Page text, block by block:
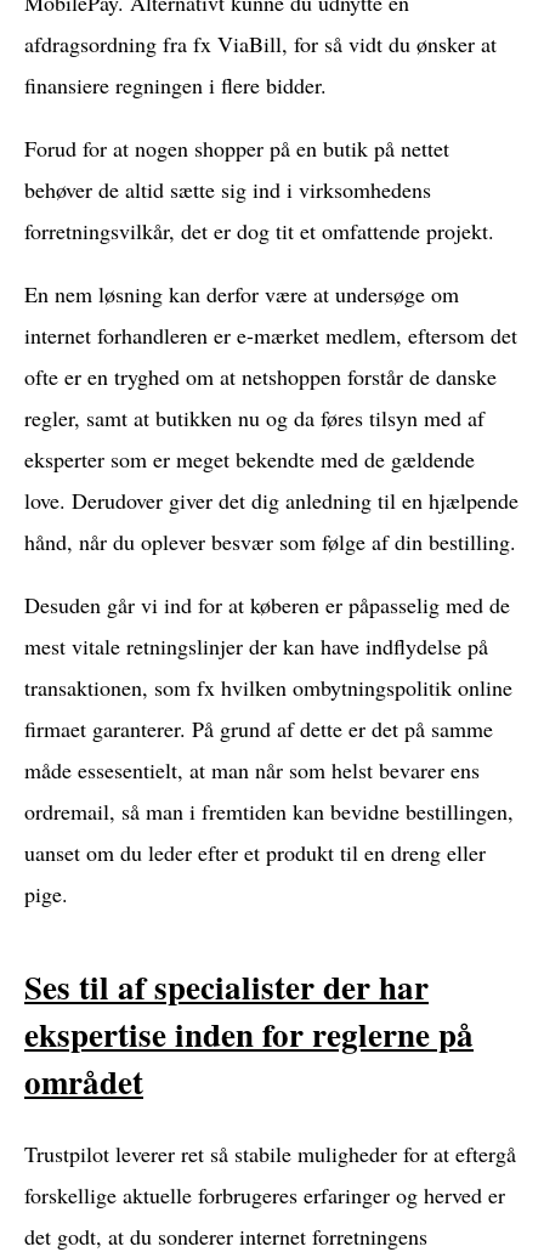
afdragsordning fra fx ViaBill, for så vidt du ønsker at
finansiere regningen i flere bidder.
Forud for at nogen shopper på en butik på nettet
behøver de altid sætte sig ind i virksomhedens
forretningsvilkår, det er dog tit et omfattende projekt.
En nem løsning kan derfor være at undersøge om
internet forhandleren er e-mærket medlem, eftersom det
ofte er en tryghed om at netshoppen forstår de danske
regler, samt at butikken nu og da føres tilsyn med af
eksperter som er meget bekendte med de gældende
love. Derudover giver det dig anledning til en hjælpende
hånd, når du oplever besvær som følge af din bestilling.
Desuden går vi ind for at køberen er påpasselig med de
mest vitale retningslinjer der kan have indflydelse på
transaktionen, som fx hvilken ombytningspolitik online
firmaet garanterer. På grund af dette er det på samme
måde essesentielt, at man når som helst bevarer ens
ordremail, så man i fremtiden kan bevidne bestillingen,
uanset om du leder efter et produkt til en dreng eller
pige.
Ses til af specialister der har
ekspertise inden for reglerne på
området
Trustpilot leverer ret så stabile muligheder for at eftergå
forskellige aktuelle forbrugeres erfaringer og herved er
det godt, at du sonderer internet forretningens